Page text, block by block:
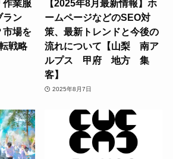
作業服
ラン
市場を
戦略
【2025年8月最新情報】ホ
ームページなどのSEO対
策、最新トレンドと今後の
流れについて【山梨 南ア
ルプス 甲府 地方 集
客】
2025年8月7日